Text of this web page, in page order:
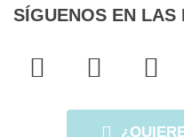
SÍGUENOS EN LAS
F
a
T
w
i
I
n
s